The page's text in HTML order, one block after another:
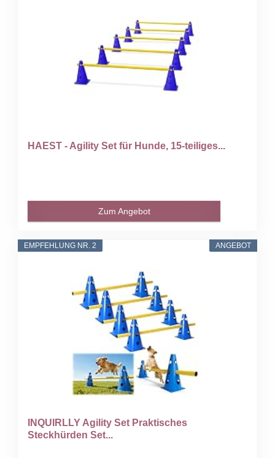
HAEST - Agility Set für Hunde, 15-teiliges...
Zum Angebot
ANGEBOT
EMPFEHLUNG NR. 2
INQUIRLLY Agility Set Praktisches
Steckhürden Set...